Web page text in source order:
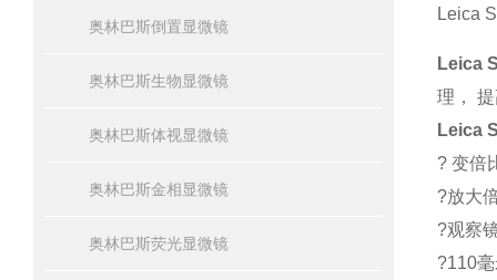
奥林巴斯倒置显微镜
奥林巴斯生物显微镜
奥林巴斯体视显微镜
奥林巴斯金相显微镜
奥林巴斯荧光显微镜
Leica
Leica
理，
Leica
? 变倍
?放大
?观察
?110